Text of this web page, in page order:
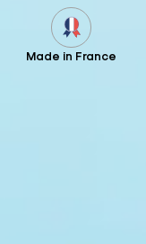
Made in France